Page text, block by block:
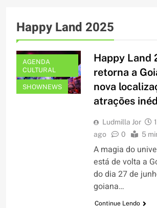
Happy Land 2025
AGENDA
CULTURAL
SHOWNEWS
Happy Land
retorna a
nova
atrações
Ludmilla Jor
ago
0 5
A magia do
está de volta a
do dia 27 de
goiana…
Continue Lendo